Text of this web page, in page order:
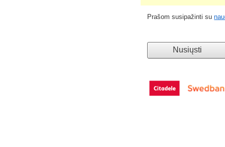
Prašom susipažinti su